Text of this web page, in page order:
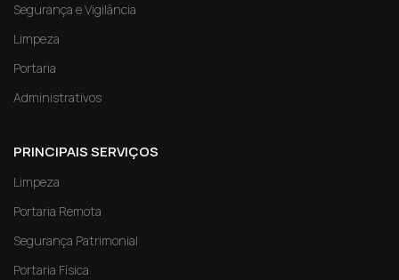
Segurança e Vigilância
Limpeza
Portaria
Administrativos
PRINCIPAIS SERVIÇOS
Limpeza
Portaria Remota
Segurança Patrimonial
Portaria Física